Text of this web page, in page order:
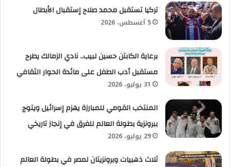
تركيا تستقبل محمد صلاح إستقبال الأبطال
5 أغسطس، 2026
برعاية الكابتن حسين لبيب.. نادي الزمالك يطرح
مستقبل أدب الطفل على مائدة الحوار الثقافي
31 يوليو، 2026
المنتخب القومي للمبارزة يهزم إسرائيل ويتوج
ببرونزية بطولة العالم للفرق في إنجاز تاريخي
29 يوليو، 2026
ثلاث ذهبيات وبرونزيتان لمصر في بطولة العالم